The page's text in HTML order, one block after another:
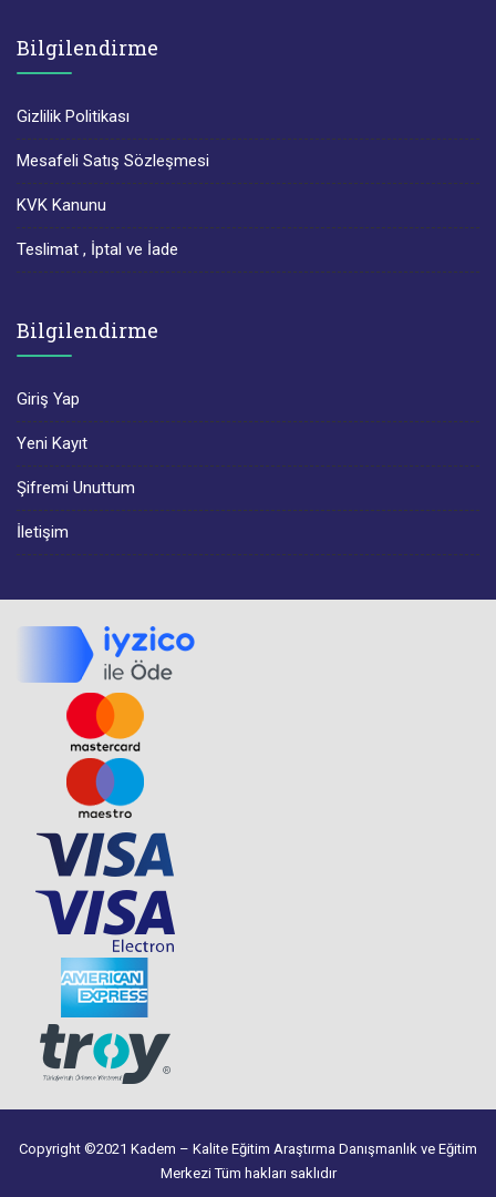
Bilgilendirme
Gizlilik Politikası
Mesafeli Satış Sözleşmesi
KVK Kanunu
Teslimat , İptal ve İade
Bilgilendirme
Giriş Yap
Yeni Kayıt
Şifremi Unuttum
İletişim
Copyright ©2021 Kadem – Kalite Eğitim Araştırma Danışmanlık ve Eğitim
Merkezi Tüm hakları saklıdır